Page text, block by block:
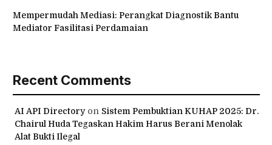
Mempermudah Mediasi: Perangkat Diagnostik Bantu
Mediator Fasilitasi Perdamaian
Recent Comments
AI API Directoryon Sistem Pembuktian KUHAP 2025: Dr.
Chairul Huda Tegaskan Hakim Harus Berani Menolak
Alat Bukti Ilegal